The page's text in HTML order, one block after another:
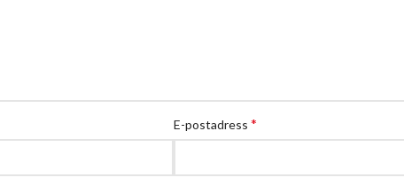
E-postadress *